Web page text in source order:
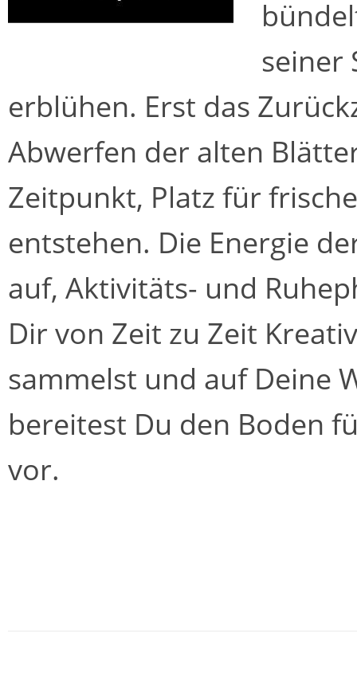
seiner
erblühen. Erst das
Abwerfen der alten
Zeitpunkt, Platz für
entstehen. Die Energie
auf, Aktivitäts- und
Dir von Zeit zu Zeit
sammelst und auf Deine
bereitest Du den Boden
vor.